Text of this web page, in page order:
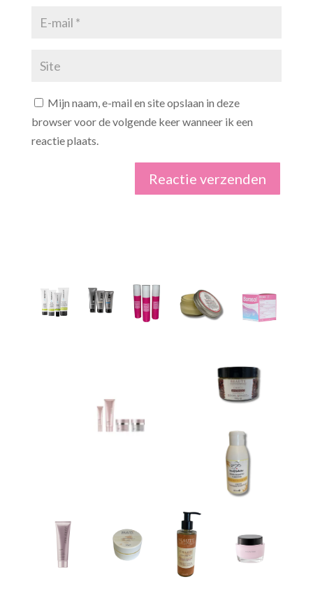
Mijn naam, e-mail en site opslaan in deze
browser voor de volgende keer wanneer ik een
reactie plaats.